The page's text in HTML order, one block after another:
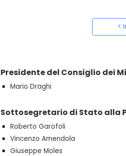
<
Presidente del Consiglio dei
Mario Draghi
Sottosegretario di Stato alla
Roberto Garofoli
Vincenzo Amendola
Giuseppe Moles